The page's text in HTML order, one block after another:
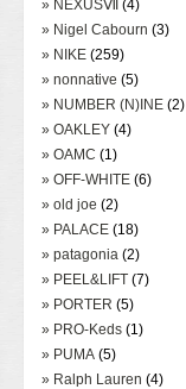
» NEXUSⅦ (4)
» Nigel Cabourn (3)
» NIKE (259)
» nonnative (5)
» NUMBER (N)INE (2)
» OAKLEY (4)
» OAMC (1)
» OFF-WHITE (6)
» old joe (2)
» PALACE (18)
» patagonia (2)
» PEEL&LIFT (7)
» PORTER (5)
» PRO-Keds (1)
» PUMA (5)
» Ralph Lauren (4)